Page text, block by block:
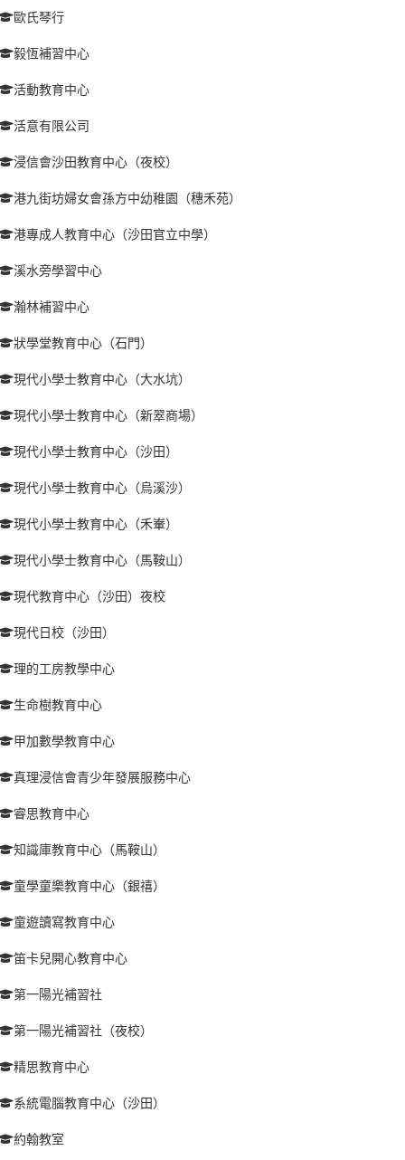
歐氏琴行
毅恆補習中心
活動教育中心
活意有限公司
浸信會沙田教育中心（夜校）
港九街坊婦女會孫方中幼稚園（穗禾苑）
港專成人教育中心（沙田官立中學）
溪水旁學習中心
瀚林補習中心
狀學堂教育中心（石門）
現代小學士教育中心（大水坑）
現代小學士教育中心（新翠商場）
現代小學士教育中心（沙田）
現代小學士教育中心（烏溪沙）
現代小學士教育中心（禾輋）
現代小學士教育中心（馬鞍山）
現代教育中心（沙田）夜校
現代日校（沙田）
理的工房教學中心
生命樹教育中心
甲加數學教育中心
真理浸信會青少年發展服務中心
睿思教育中心
知識庫教育中心（馬鞍山）
童學童樂教育中心（銀禧）
童遊讀寫教育中心
笛卡兒開心教育中心
第一陽光補習社
第一陽光補習社（夜校）
精思教育中心
系統電腦教育中心（沙田）
約翰教室